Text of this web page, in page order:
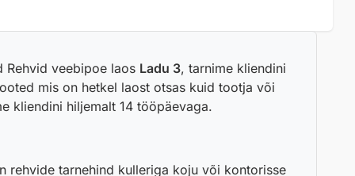
5
1
l
kindlamaks ka kõrgemal kiirusel või äkiliste
tagab mugavama ja vaiksema sõiduelamuse,
Rehvid veebipoe laos Ladu 3, tarnime kliendini
mis on hetkel laost otsas kuid tootja või
kliendini hiljemalt 14 tööpäevaga.
rehvide tarnehind kulleriga koju või kontorisse